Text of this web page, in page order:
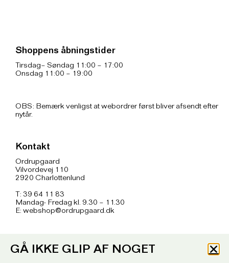
Shoppens åbningstider
Tirsdag– Søndag 11:00 – 17:00
Onsdag 11:00 – 19:00
OBS: Bemærk venligst at webordrer først bliver afsendt efter
nytår.
Kontakt
Ordrupgaard
Vilvordevej 110
2920 Charlottenlund
T: 39 64 11 83
Mandag- Fredag kl. 9.30 – 11.30
E: webshop@ordrupgaard.dk
Info
GÅ IKKE GLIP AF NOGET